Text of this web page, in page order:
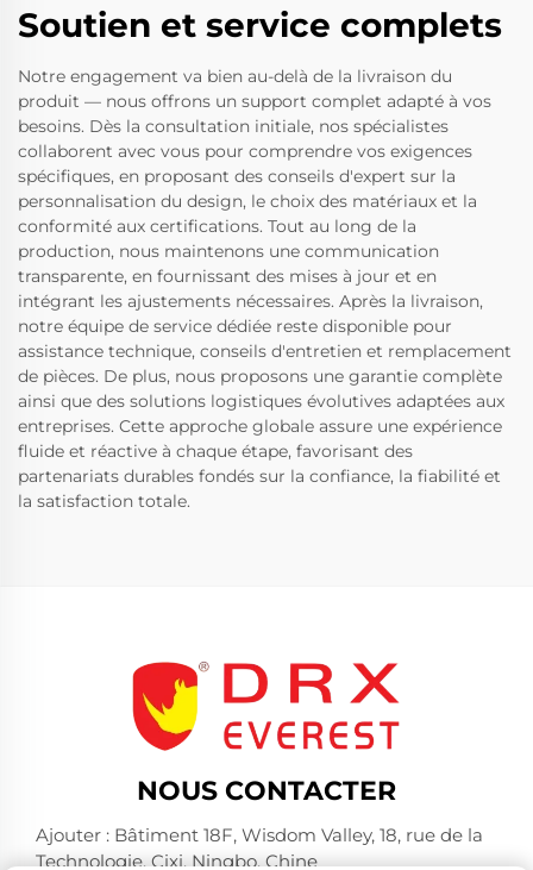
Soutien et service complets
Notre engagement va bien au-delà de la livraison du
produit — nous offrons un support complet adapté à vos
besoins. Dès la consultation initiale, nos spécialistes
collaborent avec vous pour comprendre vos exigences
spécifiques, en proposant des conseils d'expert sur la
personnalisation du design, le choix des matériaux et la
conformité aux certifications. Tout au long de la
production, nous maintenons une communication
transparente, en fournissant des mises à jour et en
intégrant les ajustements nécessaires. Après la livraison,
notre équipe de service dédiée reste disponible pour
assistance technique, conseils d'entretien et remplacement
de pièces. De plus, nous proposons une garantie complète
ainsi que des solutions logistiques évolutives adaptées aux
entreprises. Cette approche globale assure une expérience
fluide et réactive à chaque étape, favorisant des
partenariats durables fondés sur la confiance, la fiabilité et
la satisfaction totale.
NOUS CONTACTER
Ajouter : Bâtiment 18F, Wisdom Valley, 18, rue de la
Technologie, Cixi, Ningbo, Chine